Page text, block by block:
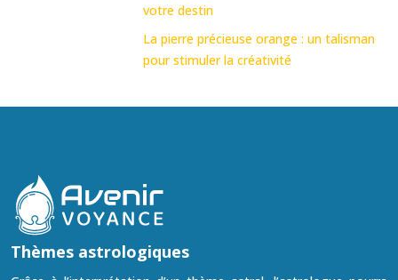
votre destin
La pierre précieuse orange : un talisman
pour stimuler la créativité
Thèmes astrologiques